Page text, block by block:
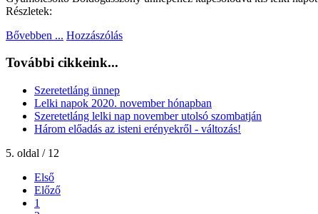
Részletek:
Bővebben ... Hozzászólás
További cikkeink...
Szeretetláng ünnep
Lelki napok 2020. november hónapban
Szeretetláng lelki nap november utolsó szombatján
Három előadás az isteni erényekről - változás!
5. oldal / 12
Első
Előző
1